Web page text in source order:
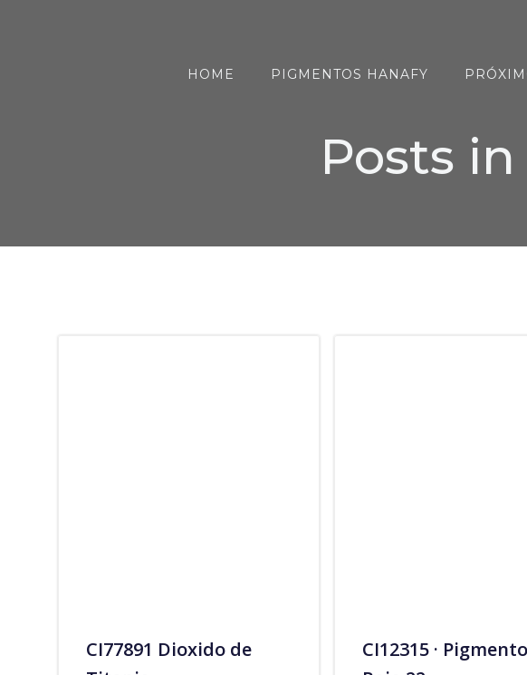
HOME PIGMENTOS HANAFY
Posts
CI77891 Dioxido de
CI12315 · Pigmento